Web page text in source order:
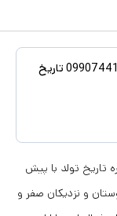
سیم کارت اعتباری همراه اول 09907441391 تاریخ
همراه اول 09907441391 شماره تاریخ تولد با پیش
و نزدیکان صفر و